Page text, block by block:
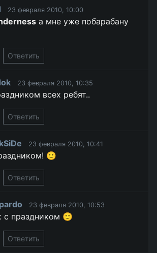
23 февраля 2010, 10:00
а мне уже побарабану
Ответить
23 февраля 2010, 10:35
всех ребят..
Ответить
23 февраля 2010, 10:41
🙂
Ответить
23 февраля 2010, 10:53
с праздником 🙂
Ответить